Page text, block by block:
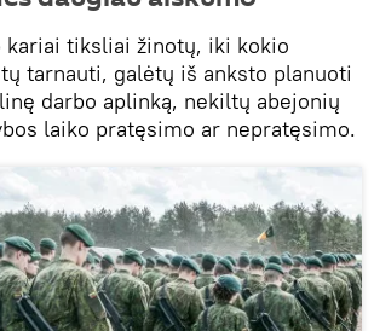
kariai tiksliai žinotų, iki kokio
tarnauti, galėtų iš anksto planuoti
darbo aplinką, nekiltų abejonių
laiko pratęsimo ar nepratęsimo.